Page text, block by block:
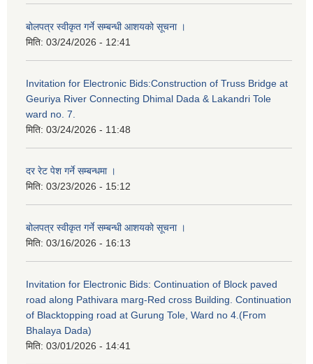
बोलपत्र स्वीकृत गर्ने सम्बन्धी आशयको सूचना ।
मिति: 03/24/2026 - 12:41
Invitation for Electronic Bids:Construction of Truss Bridge at
Geuriya River Connecting Dhimal Dada & Lakandri Tole
ward no. 7.
मिति: 03/24/2026 - 11:48
दर रेट पेश गर्ने सम्बन्धमा ।
मिति: 03/23/2026 - 15:12
बोलपत्र स्वीकृत गर्ने सम्बन्धी आशयको सूचना ।
मिति: 03/16/2026 - 16:13
Invitation for Electronic Bids: Continuation of Block paved
road along Pathivara marg-Red cross Building. Continuation
of Blacktopping road at Gurung Tole, Ward no 4.(From
Bhalaya Dada)
मिति: 03/01/2026 - 14:41